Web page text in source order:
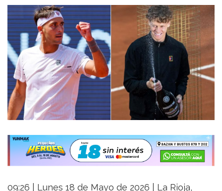
09:26 | Lunes 18 de Mayo de 2026 | La Rioja,